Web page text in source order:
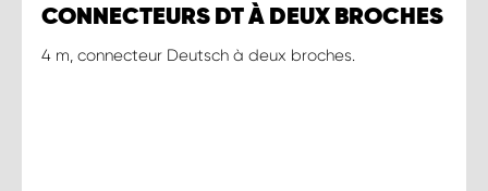
CONNECTEURS DT À DEUX BROCHES
4 m, connecteur Deutsch à deux broches.